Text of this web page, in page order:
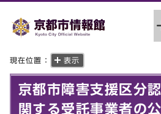
現在位置： 表示
京都市障害支援区分
関する受託事業者の